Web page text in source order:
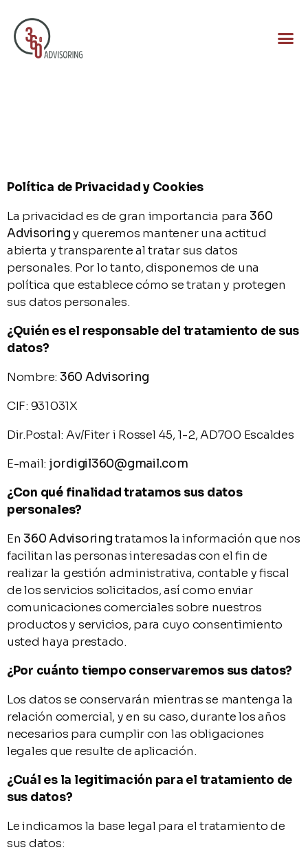
Política de Privacidad y Cookies
La privacidad es de gran importancia para 360
Advisoringy queremos mantener una actitud
abierta y transparente al tratar sus datos
personales. Por lo tanto, disponemos de una
política que establece cómo se tratan y protegen
sus datos personales.
¿Quién es el responsable del tratamiento de sus
datos?
Nombre: 360 Advisoring
CIF: 931031X
Dir.Postal: Av/Fiter i Rossel 45, 1-2, AD700 Escaldes
E-mail: jordigil360@gmail.com
¿Con qué finalidad tratamos sus datos
personales?
En 360 Advisoringtratamos la información que nos
facilitan las personas interesadas con el fin de
realizar la gestión administrativa, contable y fiscal
de los servicios solicitados, así como enviar
comunicaciones comerciales sobre nuestros
productos y servicios, para cuyo consentimiento
usted haya prestado.
¿Por cuánto tiempo conservaremos sus datos?
Los datos se conservarán mientras se mantenga la
relación comercial, y en su caso, durante los años
necesarios para cumplir con las obligaciones
legales que resulte de aplicación.
¿Cuál es la legitimación para el tratamiento de
sus datos?
Le indicamos la base legal para el tratamiento de
sus datos: